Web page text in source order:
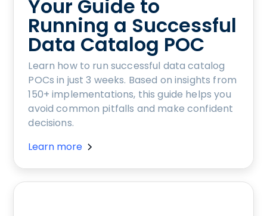
Your Guide to
Running a Successful
Data Catalog POC
Learn how to run successful data catalog
POCs in just 3 weeks. Based on insights from
150+ implementations, this guide helps you
avoid common pitfalls and make confident
decisions.
Learn more